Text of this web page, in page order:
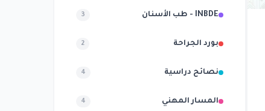
INBDE - طب الأسنان 3
بورد الجراحة 2
نصائح دراسية 4
المسار المهني 4